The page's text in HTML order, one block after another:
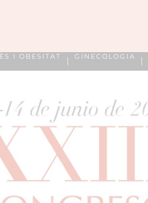
I OBESITAT GINECOLOGIA